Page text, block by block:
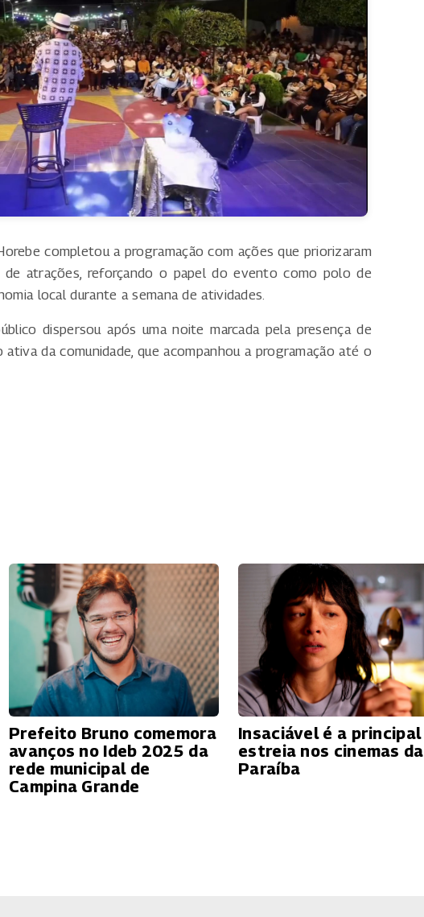
completou a programação com ações que priorizaram
de atrações, reforçando o papel do evento como polo de
local durante a semana de atividades.
dispersou após uma noite marcada pela presença de
da comunidade, que acompanhou a programação até o
Prefeito Bruno comemora
avanços no Ideb 2025 da
rede municipal de
Campina Grande
Insaciável é a principal
estreia nos cinemas da
Paraíba